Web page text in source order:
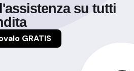
su tutti
GRATIS